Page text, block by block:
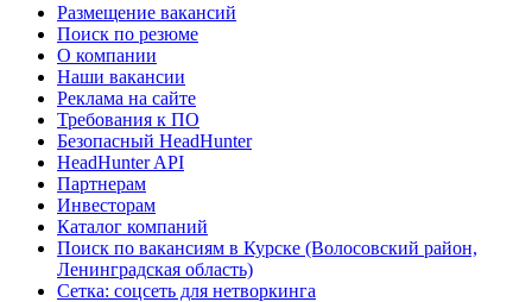
Размещение вакансий
Поиск по резюме
О компании
Наши вакансии
Реклама на сайте
Требования к ПО
Безопасный HeadHunter
HeadHunter API
Партнерам
Инвесторам
Каталог компаний
Поиск по вакансиям в Курске (Волосовский район,
Ленинградская область)
Сетка: соцсеть для нетворкинга